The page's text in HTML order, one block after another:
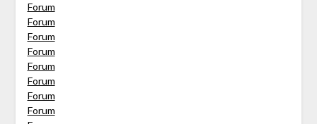
Forum
Forum
Forum
Forum
Forum
Forum
Forum
Forum